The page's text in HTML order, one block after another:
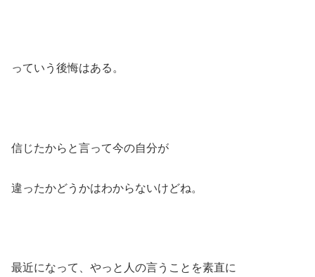
っていう後悔はある。
信じたからと言って今の自分が
違ったかどうかはわからないけどね。
最近になって、やっと人の言うことを素直に